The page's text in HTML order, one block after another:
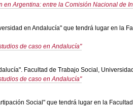
Argentina: entre la Comisión Nacional de
en Andalucía" que tendrá lugar en la
de caso en Andalucía"
Facultad de Trabajo Social,
de caso en Andalucía"
Social" que tendrá lugar en la